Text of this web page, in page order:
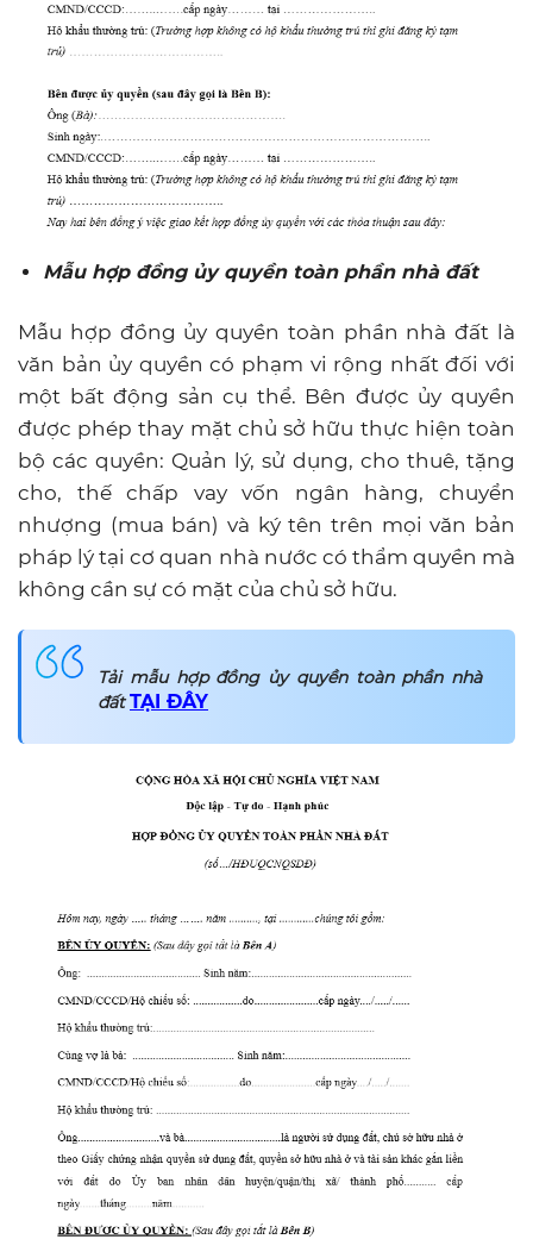
Mẫu hợp đồng ủy quyền toàn phần nhà đất
Mẫu hợp đồng ủy quyền toàn phần nhà đất là
văn bản ủy quyền có phạm vi rộng nhất đối với
một bất động sản cụ thể. Bên được ủy quyền
được phép thay mặt chủ sở hữu thực hiện toàn
bộ các quyền: Quản lý, sử dụng, cho thuê, tặng
cho, thế chấp vay vốn ngân hàng, chuyển
nhượng (mua bán) và ký tên trên mọi văn bản
pháp lý tại cơ quan nhà nước có thẩm quyền mà
không cần sự có mặt của chủ sở hữu.
Tải mẫu hợp đồng ủy quyền toàn phần nhà
đấtTẠI ĐÂY